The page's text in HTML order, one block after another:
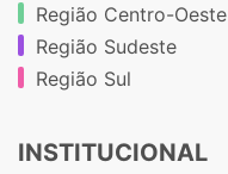
Região Centro-Oeste
Região Sudeste
Região Sul
INSTITUCIONAL